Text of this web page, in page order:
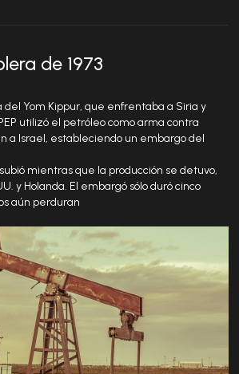
de 1973
del Yom Kippur, que enfrentaba a Siria y
utilizó el petróleo como arma contra
a Israel, estableciendo un embargo del
mientras que la producción se detuvo,
y Holanda. El embargó sólo duró cinco
aún perduran